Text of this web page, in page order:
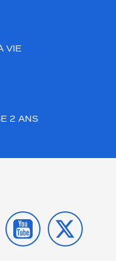
VIE
2 ANS
YOUTUBE
X